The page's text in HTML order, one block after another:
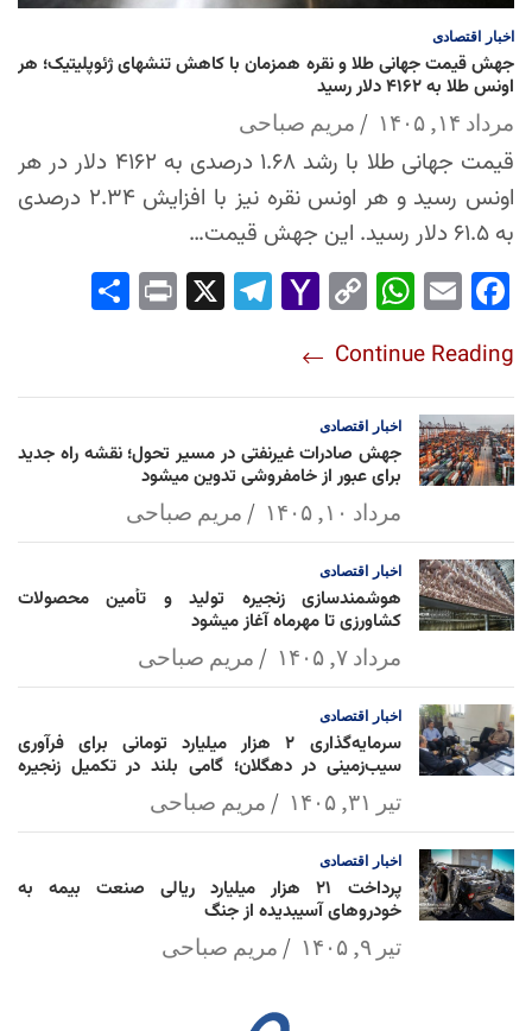
اخبار اقتصادی
جهش قیمت جهانی طلا و نقره همزمان با کاهش تنشهای ژئوپلیتیک؛ هر
اونس طلا به ۴۱۶۲ دلار رسید
مرداد ۱۴, ۱۴۰۵ مریم صباحی
قیمت جهانی طلا با رشد ۱.۶۸ درصدی به ۴۱۶۲ دلار در هر
اونس رسید و هر اونس نقره نیز با افزایش ۲.۳۴ درصدی
به ۶۱.۵ دلار رسید. این جهش قیمت…
Fac
ok
Em
Wh
Ap
p
Co
Lin
k
Yah
l
Tel
Pri
Continue Reading
اخبار اقتصادی
جهش صادرات غیرنفتی در مسیر تحول؛ نقشه راه جدید
برای عبور از خامفروشی تدوین میشود
مرداد ۱۰, ۱۴۰۵ مریم صباحی
اخبار اقتصادی
هوشمندسازی زنجیره تولید و تأمین محصولات
کشاورزی تا مهرماه آغاز میشود
مرداد ۷, ۱۴۰۵ مریم صباحی
اخبار اقتصادی
سرمایه‌گذاری ۲ هزار میلیارد تومانی برای فرآوری
سیب‌زمینی در دهگلان؛ گامی بلند در تکمیل زنجیره
ارزش کشاورزیتیر ۳۱, ۱۴۰۵ مریم صباحی
اخبار اقتصادی
پرداخت ۲۱ هزار میلیارد ریالی صنعت بیمه به
خودروهای آسیبدیده از جنگ
تیر ۹, ۱۴۰۵ مریم صباحی